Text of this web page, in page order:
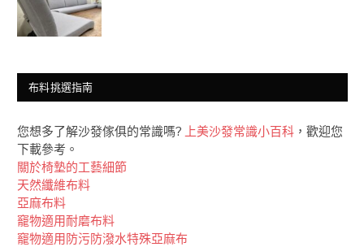
布料挑選指南
您想多了解沙發傢俱的常識嗎? 上美沙發常識小百科 ，歡迎您
下載參考。
關於椅墊的工藝細節
天然纖維布料
亞麻布料
竉物適用耐磨布料
竉物適用防污防潑水特殊亞麻布